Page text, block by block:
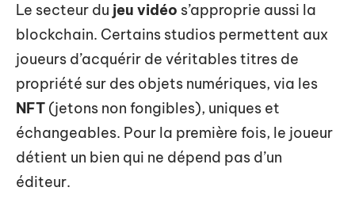
Le secteur du jeu vidéo s’approprie aussi la
blockchain. Certains studios permettent aux
joueurs d’acquérir de véritables titres de
propriété sur des objets numériques, via les
NFT (jetons non fongibles), uniques et
échangeables. Pour la première fois, le joueur
détient un bien qui ne dépend pas d’un
éditeur.